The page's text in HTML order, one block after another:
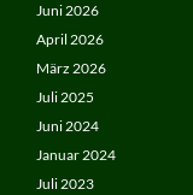
Juni 2026
April 2026
März 2026
Juli 2025
Juni 2024
Januar 2024
Juli 2023